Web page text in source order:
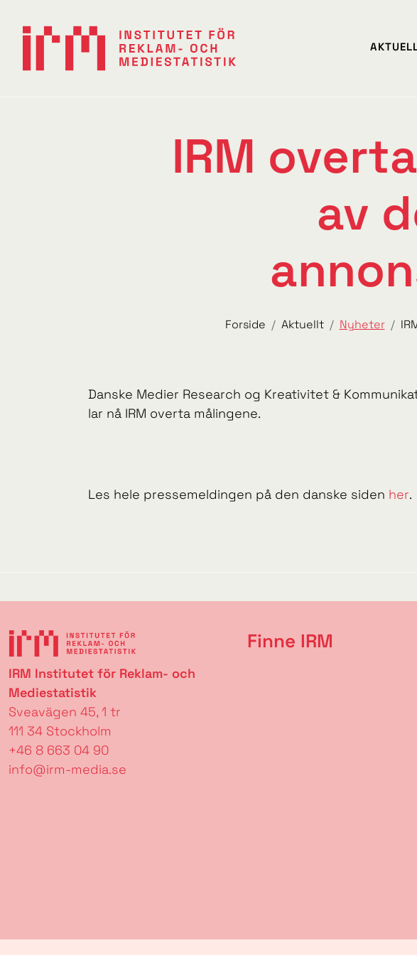
IRM
av
Forside Aktuellt Nyheter
Danske Medier Research og Kreativitet &
lar nå IRM overta målingene.
Les hele pressemeldingen på den danske siden her.
IRM Institutet för Reklam- och
Mediestatistik
Sveavägen 45, 1 tr
111 34 Stockholm
+46 8 663 04 90
info@irm-media.se
Finne IRM